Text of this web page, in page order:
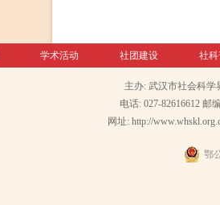
学术活动 社团建设 社
主办: 武汉市社会科学
电话: 027-82616612 邮
网址: http://
鄂